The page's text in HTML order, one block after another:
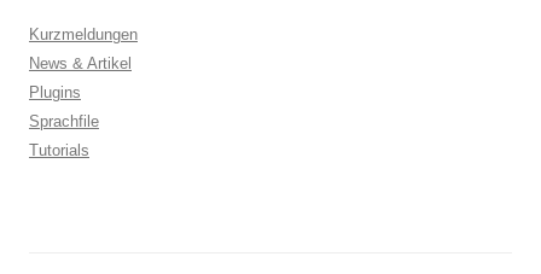
Kurzmeldungen
News & Artikel
Plugins
Sprachfile
Tutorials